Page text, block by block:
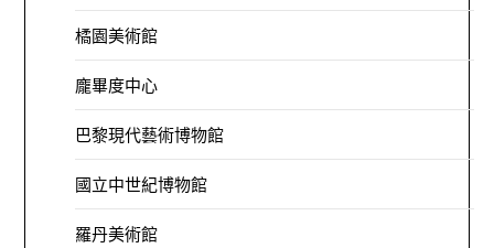
橘園美術館
龐畢度中心
巴黎現代藝術博物館
國立中世紀博物館
羅丹美術館